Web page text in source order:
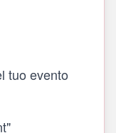
tuo evento